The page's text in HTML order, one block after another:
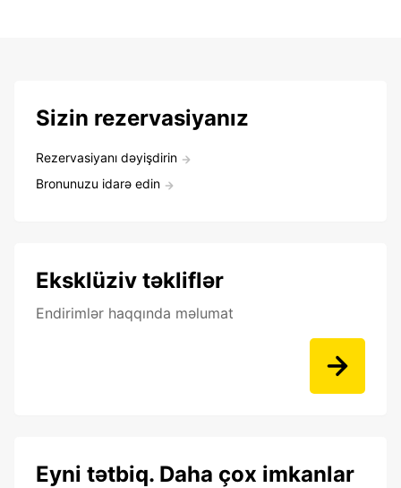
Sizin rezervasiyanız
Rezervasiyanı dəyişdirin
Bronunuzu idarə edin
Eksklüziv təkliflər
Endirimlər haqqında məlumat
Eyni tətbiq. Daha çox imkanlar